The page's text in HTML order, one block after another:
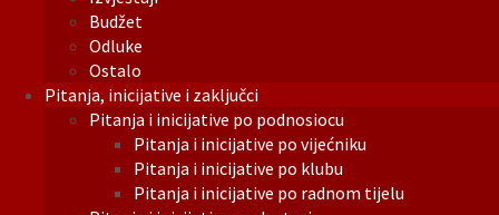
Budžet
Odluke
Ostalo
Pitanja, inicijative i zaključci
Pitanja i inicijative po podnosiocu
Pitanja i inicijative po vijećniku
Pitanja i inicijative po klubu
Pitanja i inicijative po radnom tijelu